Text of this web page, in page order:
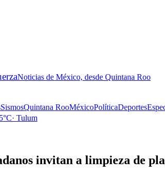
Noticias de México, desde Quintana Roo
SismosQuintana RooMéxicoPolíticaDeportes
°C· Tulum
invitan a limpieza de